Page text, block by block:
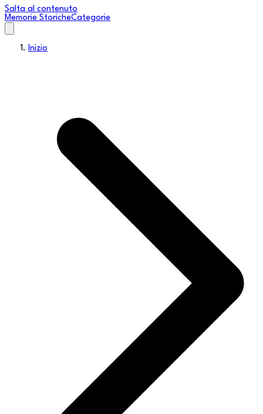
Salta al contenuto
Memorie StoricheCategorie
Inizio